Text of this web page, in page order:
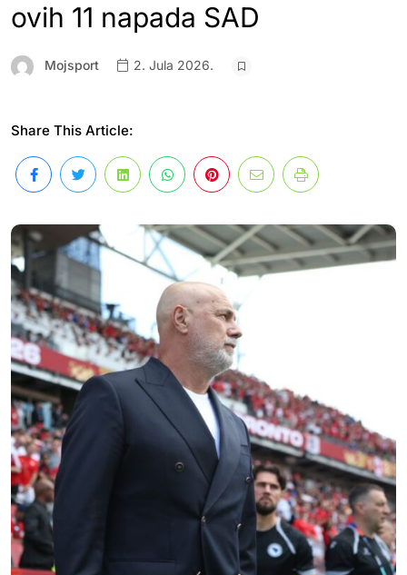
ovih 11 napada SAD
Mojsport 2. Jula 2026.
Share This Article: